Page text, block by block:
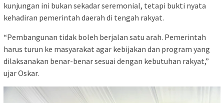
kunjungan ini bukan sekadar seremonial, tetapi bukti nyata
kehadiran pemerintah daerah di tengah rakyat.
“Pembangunan tidak boleh berjalan satu arah. Pemerintah
harus turun ke masyarakat agar kebijakan dan program yang
dilaksanakan benar-benar sesuai dengan kebutuhan rakyat,”
ujar Oskar.